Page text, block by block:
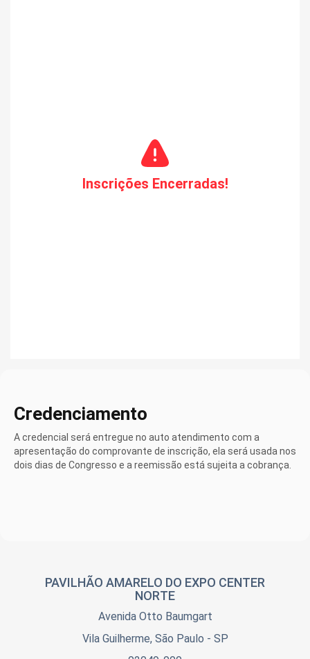
Inscrições Encerradas!
Credenciamento
A credencial será entregue no auto atendimento com a
apresentação do comprovante de inscrição, ela será usada nos
dois dias de Congresso e a reemissão está sujeita a cobrança.
PAVILHÃO AMARELO DO EXPO CENTER
NORTE
Avenida Otto Baumgart
Vila Guilherme, São Paulo - SP